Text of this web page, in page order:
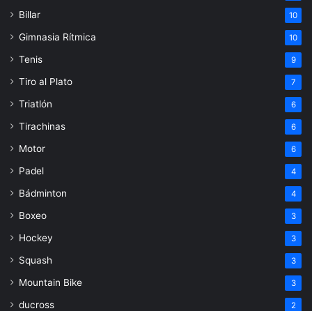
Billar 10
Gimnasia Rítmica 10
Tenis 9
Tiro al Plato 7
Triatlón 6
Tirachinas 6
Motor 6
Padel 4
Bádminton 4
Boxeo 3
Hockey 3
Squash 3
Mountain Bike 3
ducross 2